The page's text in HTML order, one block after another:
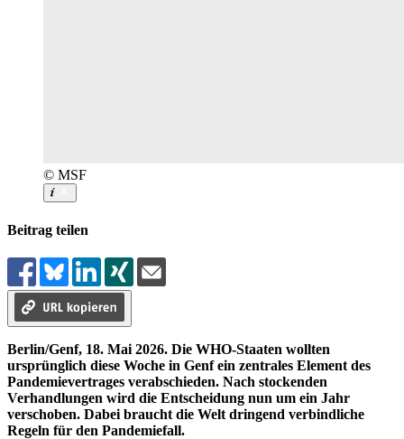
© MSF
Beitrag teilen
Berlin/Genf, 18. Mai 2026. Die WHO-Staaten wollten
ursprünglich diese Woche in Genf ein zentrales Element des
Pandemievertrages verabschieden. Nach stockenden
Verhandlungen wird die Entscheidung nun um ein Jahr
verschoben. Dabei braucht die Welt dringend verbindliche
Regeln für den Pandemiefall.